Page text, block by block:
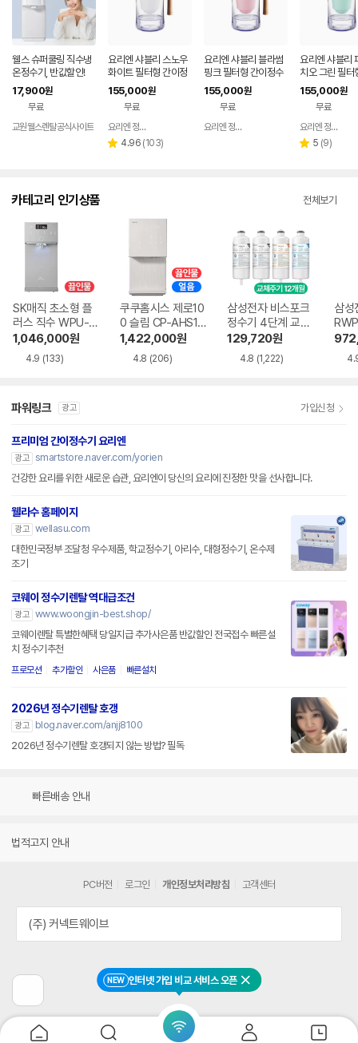
NEW 인터넷 가입 비교 서비스 오픈 닫기
웰스 슈퍼쿨링 직수냉
온정수기, 반값할인!
17,900원
무료
교원웰스렌탈공식사이트
요리엔 샤블리 스노우
화이트 필터형 간이정
수기 ( 필터 1개 포함)
155,000원
무료
페이
요리엔 정수기 공식몰
별 4.96 리
(103)
요리엔 샤블리 블라썸
핑크 필터형 간이정수
기 ( 필터 1개 포함)
155,000원
무료
요리엔 정수기 공식몰
요리엔 샤블리
치오 그린 필터
정수기 ( 필터 1
함)
155,000원
무료
요리엔 정수기 공식몰
별 5 리
(9)
카테고리 인기상품 전체보기
SK매직 초소형 플
러스 직수 WPU-J
AC115SNS
1,046,000원
4.9 (133)
쿠쿠홈시스 제로10
0 슬림 CP-AHS10
0HEW
1,422,000원
4.8 (206)
삼성전자 비스포크
정수기 4단계 교체
용 정수필터 HAF-
HIN
129,720원
4.8 (1,222)
삼성
파워링크 광고 가입신청
프리미엄 간이정수기 요리엔
광고 smartstore.naver.com/yorien
건강한 요리를 위한 새로운 습관, 요리엔이 당신의 요리에 진정한 맛을 선사합니다.
웰라수 홈페이지
광고 wellasu.com
대한민국정부 조달청 우수제품, 학교정수기, 아리수, 대형정수기, 온수제
조기
코웨이 정수기렌탈 역대급조건
광고 www.woongjin-best.shop/
코웨이렌탈 특별한혜택 당일지급 추가사은품 반값할인 전국접수 빠른설
치 정수기추천
프로모션 추가할인 사은품 빠른설치
2026년 정수기렌탈 호갱
광고
blog.naver.com/anjj8100
2026년 정수기렌탈 호갱되지 않는 방법? 필독
빠른배송 안내
법적고지 안내
전
페
이
지
PC버전 로그인 개인정보처리방침 고객센터
(주) 커넥트웨이브